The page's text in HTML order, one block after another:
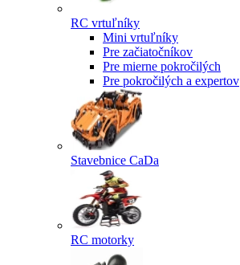
RC vrtuľníky
Mini vrtuľníky
Pre začiatočníkov
Pre mierne pokročilých
Pre pokročilých a expertov
Stavebnice CaDa
RC motorky